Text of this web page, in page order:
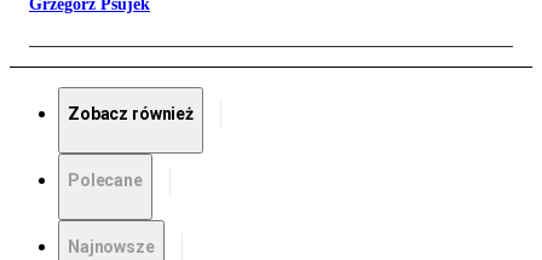
Grzegorz Psujek
Zobacz również
Polecane
Najnowsze